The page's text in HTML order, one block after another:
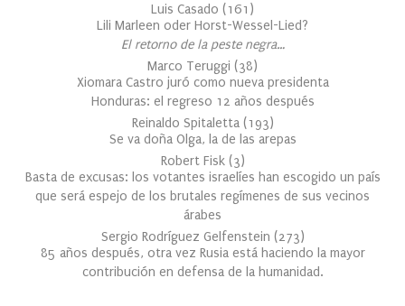
Luis Casado (161 )
Lili Marleen oder Horst-Wessel-Lied?
El retorno de la peste negra…
Marco Teruggi (38)
Xiomara Castro juró como nueva presidenta
Honduras: el regreso 12 años después
Reinaldo Spitaletta (193)
Se va doña Olga, la de las arepas
Robert Fisk (3)
Basta de excusas: los votantes israelíes han escogido un país
que será espejo de los brutales regímenes de sus vecinos
árabes
Sergio Rodríguez Gelfenstein (273)
85 años después, otra vez Rusia está haciendo la mayor
contribución en defensa de la humanidad.